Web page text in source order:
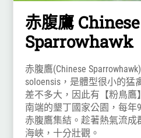
赤腹鷹 Chinese
Sparrowhawk
赤腹鷹(Chinese
soloensis，是體型很小的猛
差不多大，因此有【粉鳥鷹
南端的墾丁國家公園，每年
赤腹鷹集結。趁著熱氣流
海峽，十分壯觀。